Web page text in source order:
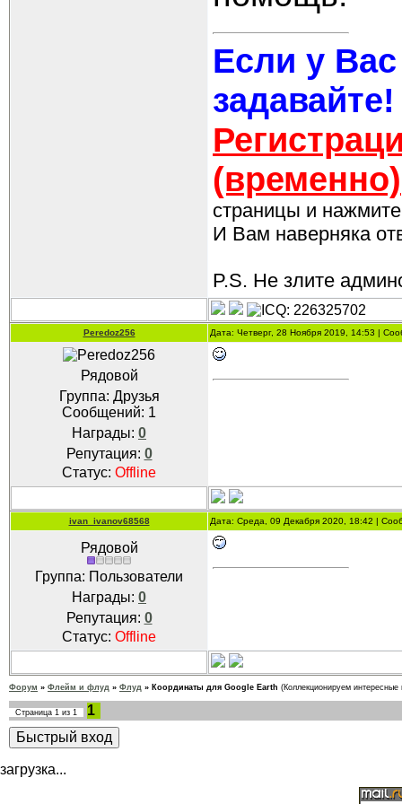
Если у
задавайте!
(временно)
страницы и
И Вам наверняка
P.S. Не злите
Peredoz256 Дата: Четверг, 28 Ноября 2019, 14:53 |
Рядовой
Группа: Друзья
Сообщений: 1
Награды: 0
Репутация: 0
Статус: Offline
ivan_ivanov68568 Дата: Среда, 09 Декабря 2020, 18:42 |
Рядовой
Группа: Пользователи
Награды: 0
Репутация: 0
Статус: Offline
Форум » Флейм и флуд » Флуд » Координаты для Google Earth (Коллекционируем интересные
Страница 1 из 1 1
загрузка...